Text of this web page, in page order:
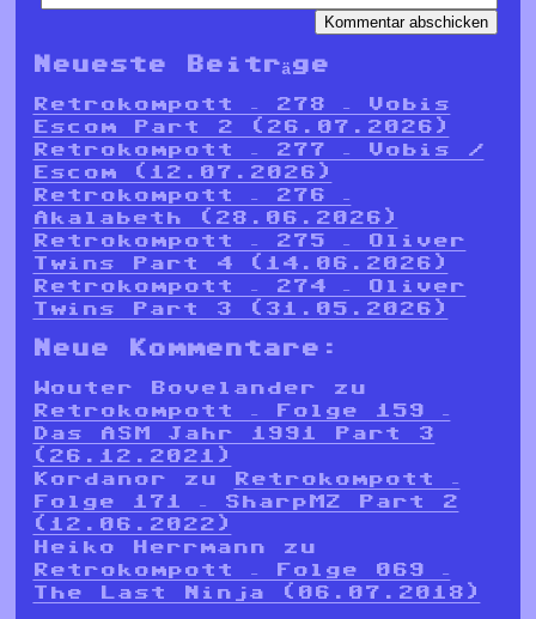
Neueste Beiträge
Retrokompott – 278 – Vobis
Escom Part 2 (26.07.2026)
Retrokompott – 277 – Vobis /
Escom (12.07.2026)
Retrokompott – 276 –
Akalabeth (28.06.2026)
Retrokompott – 275 – Oliver
Twins Part 4 (14.06.2026)
Retrokompott – 274 – Oliver
Twins Part 3 (31.05.2026)
Neue Kommentare:
Wouter Bovelander zu
Retrokompott – Folge 159 –
Das ASM Jahr 1991 Part 3
(26.12.2021)
Kordanor zu
Retrokompott –
Folge 171 – SharpMZ Part 2
(12.06.2022)
Heiko Herrmann zu
Retrokompott – Folge 069 –
The Last Ninja (06.07.2018)